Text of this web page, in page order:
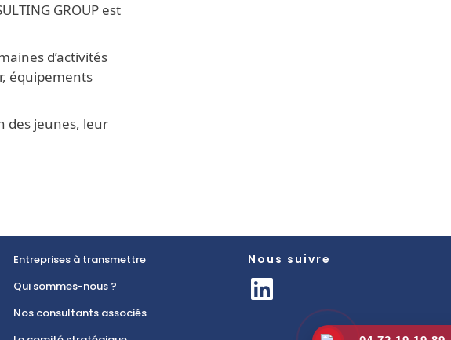
GROUP est
d’activités
équipements
des jeunes, leur
Entreprises à transmettre
Qui sommes-nous ?
Nos consultants associés
Nous suivre